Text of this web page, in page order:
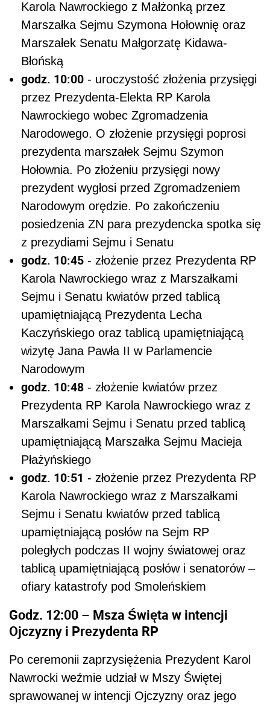
Karola Nawrockiego z Małżonką przez
Marszałka Sejmu Szymona Hołownię oraz
Marszałek Senatu Małgorzatę Kidawa-
Błońską
godz. 10:00 - uroczystość złożenia przysięgi
przez Prezydenta-Elekta RP Karola
Nawrockiego wobec Zgromadzenia
Narodowego. O złożenie przysięgi poprosi
prezydenta marszałek Sejmu Szymon
Hołownia. Po złożeniu przysięgi nowy
prezydent wygłosi przed Zgromadzeniem
Narodowym orędzie. Po zakończeniu
posiedzenia ZN para prezydencka spotka się
z prezydiami Sejmu i Senatu
godz. 10:45 - złożenie przez Prezydenta RP
Karola Nawrockiego wraz z Marszałkami
Sejmu i Senatu kwiatów przed tablicą
upamiętniającą Prezydenta Lecha
Kaczyńskiego oraz tablicą upamiętniającą
wizytę Jana Pawła II w Parlamencie
Narodowym
godz. 10:48 - złożenie kwiatów przez
Prezydenta RP Karola Nawrockiego wraz z
Marszałkami Sejmu i Senatu przed tablicą
upamiętniającą Marszałka Sejmu Macieja
Płażyńskiego
godz. 10:51 - złożenie przez Prezydenta RP
Karola Nawrockiego wraz z Marszałkami
Sejmu i Senatu kwiatów przed tablicą
upamiętniającą posłów na Sejm RP
poległych podczas II wojny światowej oraz
tablicą upamiętniającą posłów i senatorów –
ofiary katastrofy pod Smoleńskiem
Godz. 12:00 – Msza Święta w intencji
Ojczyzny i Prezydenta RP
Po ceremonii zaprzysiężenia Prezydent Karol
Nawrocki weźmie udział w Mszy Świętej
sprawowanej w intencji Ojczyzny oraz jego